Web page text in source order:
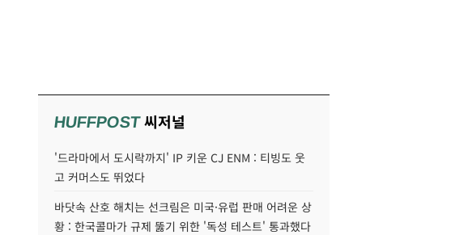
HUFFPOST씨저널
'드라마에서 도시락까지' IP 키운 CJ ENM : 티빙도 웃
고 커머스도 뛰었다
바닷속 산호 해치는 선크림은 미국·유럽 판매 어려운 상
황 : 한국콜마가 규제 뚫기 위한 '독성 테스트' 통과했다